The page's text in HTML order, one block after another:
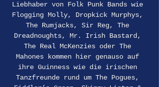
Liebhaber von Folk Punk Bands wie
Flogging Molly, Dropkick Murphys,
The Rumjacks, Sir Reg, The
Dreadnoughts, Mr. Irish Bastard,
The Real McKenzies oder The
Mahones kommen hier genauso auf
ihre Guinness wie die irischen
Tanzfreunde rund um The Pogues,